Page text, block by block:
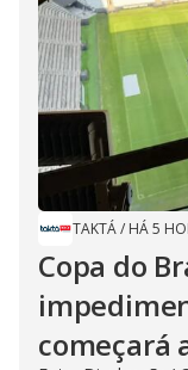
TAKTÁ/ HÁ 5
Copa do
começará